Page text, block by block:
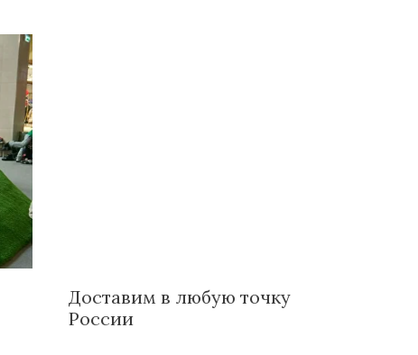
Доставим в любую точку
России